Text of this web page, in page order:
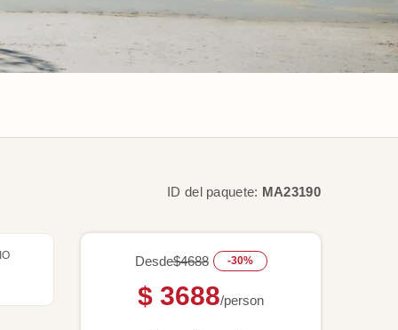
ID del paquete: MA23190
Desde$4688 -30%
$ 3688/person